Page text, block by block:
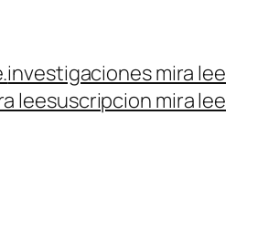
investigaciones mira lee
leesuscripcion mira lee